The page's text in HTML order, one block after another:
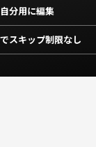
分用に編集
スキップ制限なし